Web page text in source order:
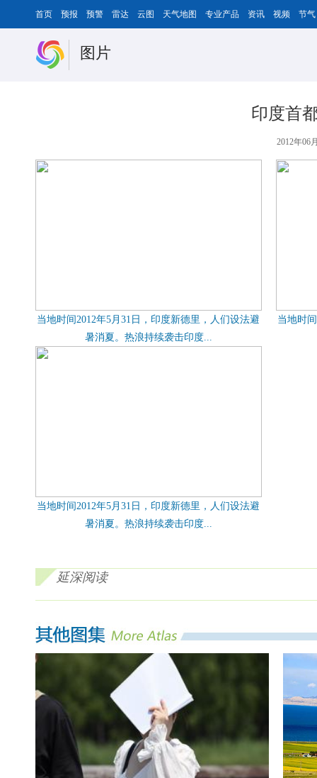
首页 预报 预警 雷达 云图 天气地图 专业产品 资讯 视频 节气
图片
印度首
2012年06
当地时间2012年5月31日，印度新德里，人们设法避
暑消夏。热浪持续袭击印度...
当地时
当地时间2012年5月31日，印度新德里，人们设法避
暑消夏。热浪持续袭击印度...
延深阅读